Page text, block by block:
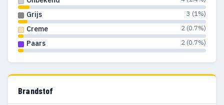
Grijs 3 (1%)
Creme 2 (0.7%)
Paars 2 (0.7%)
Brandstof